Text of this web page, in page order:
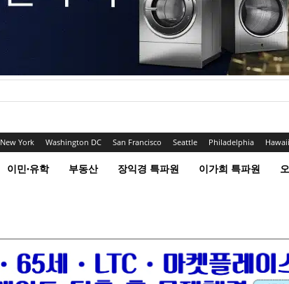
New York Washington DC San Francisco Seattle Philadelphia Hawaii
이민·유학 부동산 장익경 특파원 이가희 특파원